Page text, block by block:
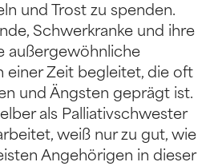
und Trost zu spenden.
Schwerkranke und ihre
außergewöhnliche
einer Zeit begleitet, die oft
und Ängsten geprägt ist.
als Palliativschwester
weiß nur zu gut, wie
Angehörigen in dieser